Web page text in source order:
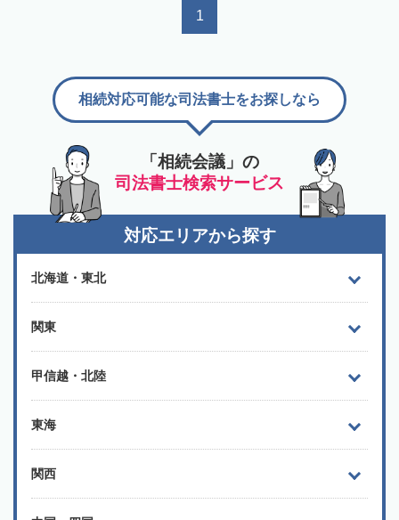
1
「相続会議」の
司法書士検索サービス
相続対応可能な司法書士をお探しなら
対応エリアから探す
北海道・東北
関東
甲信越・北陸
東海
関西